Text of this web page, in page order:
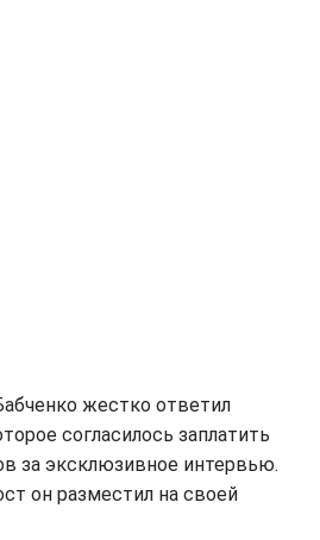
жестко ответил
согласилось заплатить
за эксклюзивное интервью.
он разместил на своей